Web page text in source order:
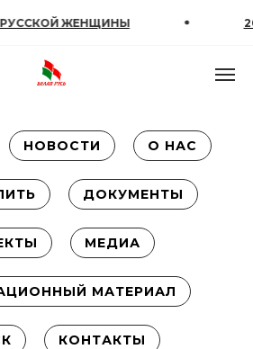
2026 ГОД
НОВОСТИ О НАС
ДОКУМЕНТЫ
МЕДИА
МАТЕРИАЛ
КОНТАКТЫ